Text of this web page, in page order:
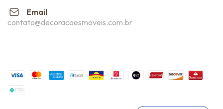
Email
contato@decoracoesmoveis.com.br